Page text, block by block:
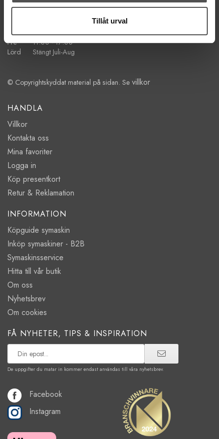
Tillåt urval
Mån-Tor 11:00 - 18:00
Fre 11:00 - 17:00
Lörd Stängt Juli-Aug
© Copyrightskyddat material på sidan. Se villkor
HANDLA
Villkor
Kontakta oss
Mina favoriter
Logga in
Köp presentkort
Retur & Reklamation
INFORMATION
Köpguide symaskin
Inköp symaskiner - B2B
Symaskinsservice
Hitta till vår butik
Om oss
Nyhetsbrev
Om cookies
FÅ NYHETER, TIPS & INSPIRATION
De uppgifter du matar in kommer endast användas till våra nyhetsbrev.
Facebook
Instagram